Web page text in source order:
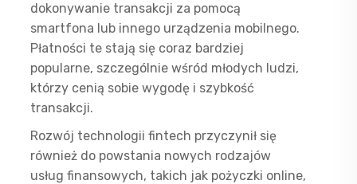
dokonywanie transakcji za pomocą
smartfona lub innego urządzenia mobilnego.
Płatności te stają się coraz bardziej
popularne, szczególnie wśród młodych ludzi,
którzy cenią sobie wygodę i szybkość
transakcji.
Rozwój technologii fintech przyczynił się
również do powstania nowych rodzajów
usług finansowych, takich jak pożyczki online,